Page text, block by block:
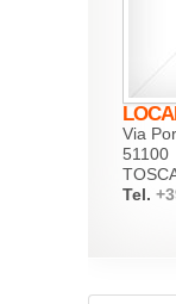
Via
Tel.